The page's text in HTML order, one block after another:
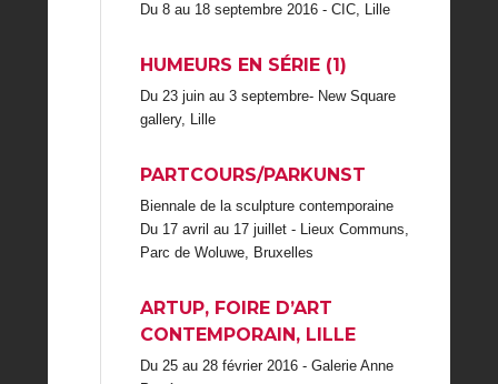
Du 8 au 18 septembre 2016 - CIC, Lille
HUMEURS EN SÉRIE (1)
Du 23 juin au 3 septembre- New Square
gallery, Lille
PARTCOURS/PARKUNST
Biennale de la sculpture contemporaine
Du 17 avril au 17 juillet - Lieux Communs,
Parc de Woluwe, Bruxelles
ARTUP, FOIRE D’ART
CONTEMPORAIN, LILLE
Du 25 au 28 février 2016 - Galerie Anne